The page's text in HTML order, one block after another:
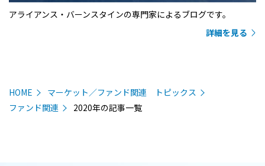
アライアンス・バーンスタインの専門家によるブログです。
詳細を見る
HOME
マーケット／ファンド関連 トピックス
ファンド関連
2020年の記事一覧